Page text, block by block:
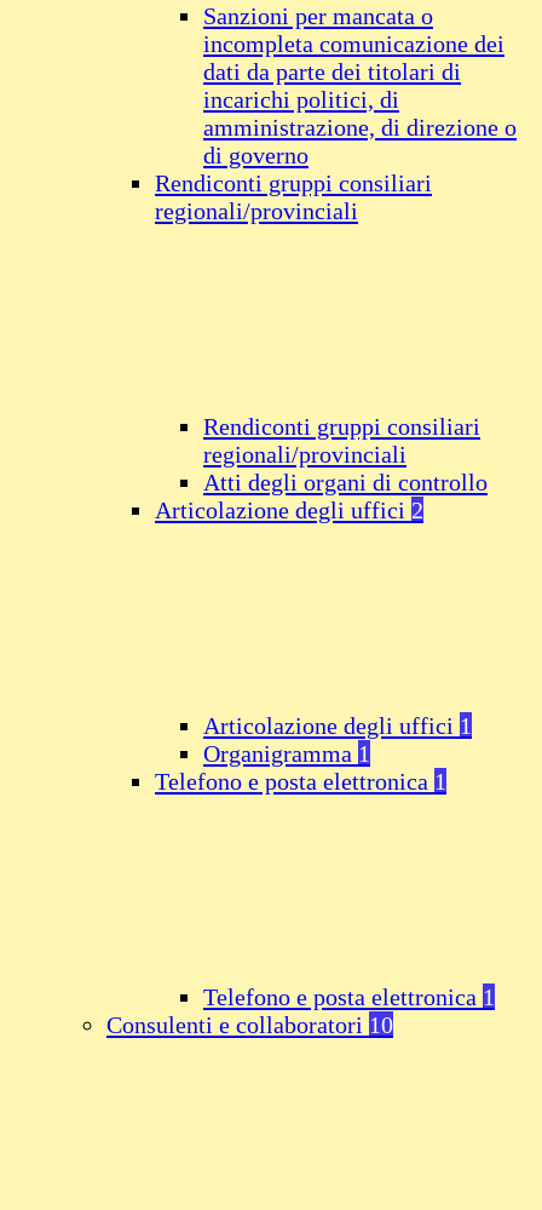
Sanzioni per mancata o
incompleta comunicazione dei
dati da parte dei titolari di
incarichi politici, di
amministrazione, di direzione o
di governo
Rendiconti gruppi consiliari
regionali/provinciali
Rendiconti gruppi consiliari
regionali/provinciali
Atti degli organi di controllo
Articolazione degli uffici 2
Articolazione degli uffici 1
Organigramma 1
Telefono e posta elettronica 1
Telefono e posta elettronica 1
Consulenti e collaboratori 10